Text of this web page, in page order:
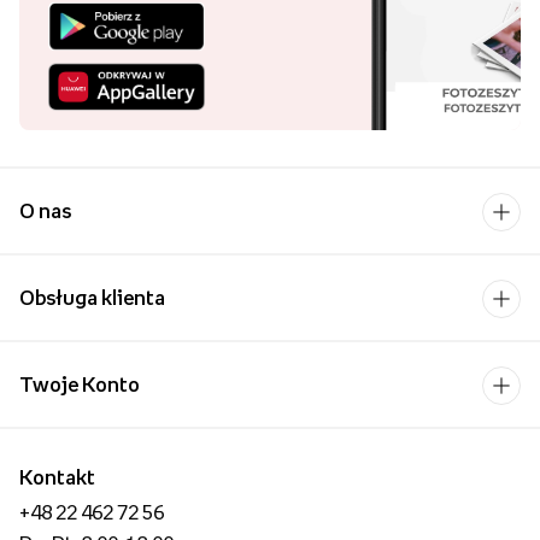
wiele pozytywów w postaci uspokojenia emocji, wzmacniania
poczucia radości i budowania silniejszych więzi rodzinnych.
Fotoobrazy przedstawiające zdjęcia z wakacji, dalekich
podróży, ważnych rodzinnych wydarzeń, czy zwykłych chwil
wnętrza.
personalizowanych i wykonaj obraz ze zdjęcia lub grafiki ,
który najlepiej odzwierciedla Twoją osobowość i podkreśla
personalizowany wykonasz zaledwie w kilka chwil, a my
gwarantujemy Ci wysoką jakość wykonania oraz zadowolenie
O nas
Obsługa klienta
Kontakt
+48 22 462 72 56
Twoje Konto